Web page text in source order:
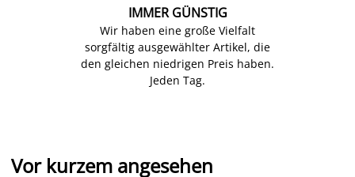
IMMER GÜNSTIG
Wir haben eine große Vielfalt
sorgfältig ausgewählter Artikel, die
den gleichen niedrigen Preis haben.
Jeden Tag.
Vor kurzem angesehen